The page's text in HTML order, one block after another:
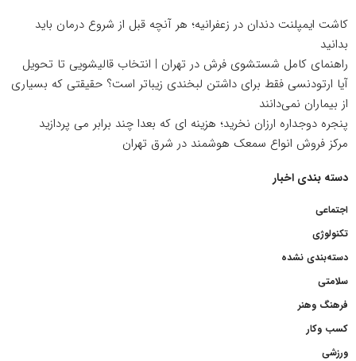
کاشت ایمپلنت دندان در زعفرانیه؛ هر آنچه قبل از شروع درمان باید
بدانید
راهنمای کامل شستشوی فرش در تهران | انتخاب قالیشویی تا تحویل
آیا ارتودنسی فقط برای داشتن لبخندی زیباتر است؟ حقیقتی که بسیاری
از بیماران نمی‌دانند
پنجره دوجداره ارزان نخرید؛ هزینه ای که بعدا چند برابر می پردازید
مرکز فروش انواع سمعک هوشمند در شرق تهران
دسته بندی اخبار
اجتماعی
تکنولوژی
دسته‌بندی نشده
سلامتی
فرهنگ وهنر
کسب وکار
ورزشی